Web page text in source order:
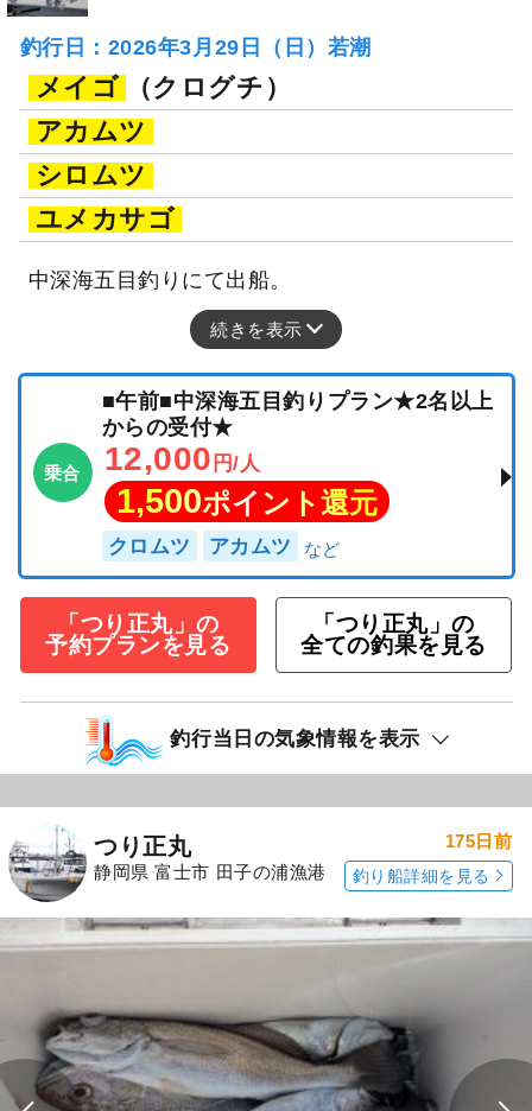
釣行日：2026年3月29日（日）若潮
メイゴ
（クログチ）
アカムツ
シロムツ
ユメカサゴ
中深海五目釣りにて出船。
続きを表示
乗合
■午前■中深海五目釣りプラン★2名以上
からの受付★
12,000 円/人
1,500ポイント還元
クロムツ アカムツ
「つり正丸」の
予約プランを見る
「つり正丸」の
全ての釣果を見る
釣行当日の気象情報を表示
つり正丸
静岡県 富士市 田子の浦漁港
175日前
釣り船詳細を見る